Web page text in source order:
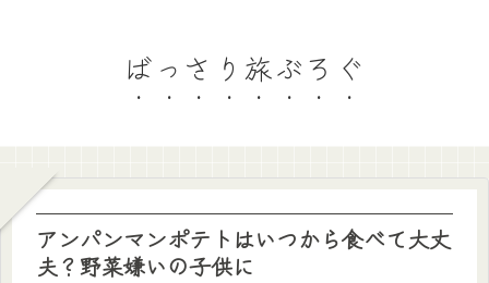
ばっさり旅ぶろぐ
アンパンマンポテトはいつから食べて大丈
夫？野菜嫌いの子供に